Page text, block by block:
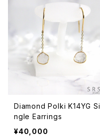
Diamond Polki K14YG Si
ngle Earrings
¥40,000